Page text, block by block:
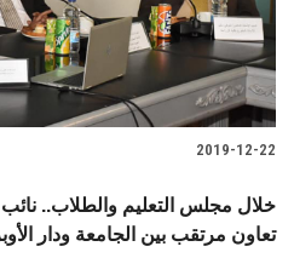
2019-12-22
خلال مجلس التعليم والطلاب..
تعاون مرتقب بين الجامعة ودار